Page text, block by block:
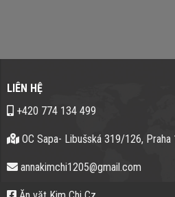
LIÊN HỆ
+420 774 134 499
OC Sapa- Libušská 319/126, Praha
annakimchi1205@gmail.com